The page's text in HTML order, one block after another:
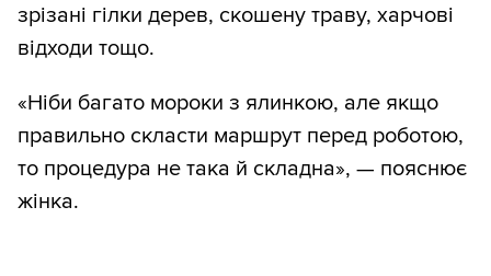
зрізані гілки дерев, скошену траву, харчові
відходи тощо.
«Ніби багато мороки з ялинкою, але якщо
правильно скласти маршрут перед роботою,
то процедура не така й складна», — пояснює
жінка.